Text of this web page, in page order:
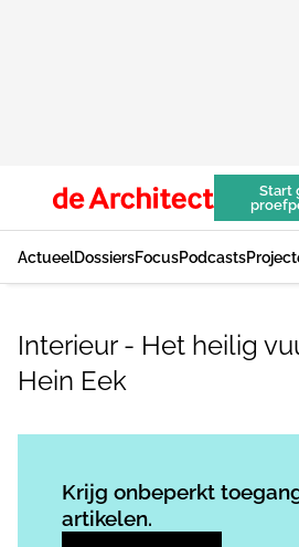
Start
ActueelDossiersFocusPodcasts
Interieur - Het heilig
Hein Eek
Krijg onbeperkt
artikelen.